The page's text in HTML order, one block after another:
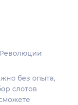
без опыта,
слотов